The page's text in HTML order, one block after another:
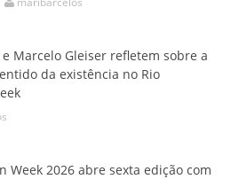
e Marcelo Gleiser refletem sobre a
da existência no Rio
Week 2026 abre sexta edição com